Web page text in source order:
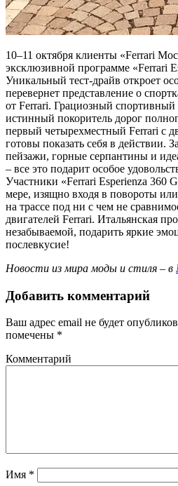
10–11 октября клиенты «Ferrari
эксклюзивной программе «Ferrari
Уникальный тест-драйв откроет
перевернет представление о
от Ferrari. Грациозный спортивный
истинный покоритель дорог
первый четырехместный Ferrari c
готовы показать себя в действии.
пейзажи, горные серпантины и
– все это подарит особое
Участники «Ferrari Esperienza 360
мере, изящно входя в повороты
на трассе под ни с чем не
двигателей Ferrari. Итальянская
незабываемой, подарить яркие
послевкусие!
Новости из мира моды и стиля – в
Добавить комментарий
Ваш адрес email не будет
помечены *
Комментарий
Имя *